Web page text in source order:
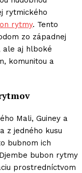
rytmického
rytmy. Tento
zo západnej
ale aj hlboké
komunitou a
Mali, Guiney a
z jedného kusu
bubnom ich
bubon rytmy
prostredníctvom